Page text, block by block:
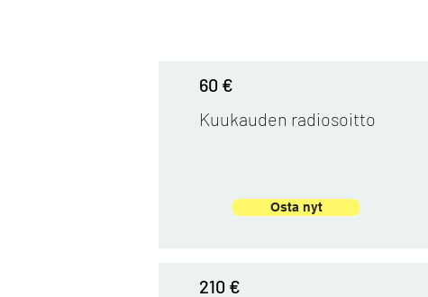
60 €
Kuukauden radiosoitto
210 €
Osta nyt